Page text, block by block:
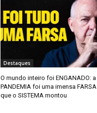
Destaques
O mundo inteiro foi ENGANADO: a
PANDEMIA foi uma imensa FARSA
que o SISTEMA montou